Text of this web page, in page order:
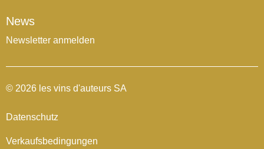
News
Newsletter anmelden
© 2026 les vins d'auteurs SA
Datenschutz
Verkaufsbedingungen